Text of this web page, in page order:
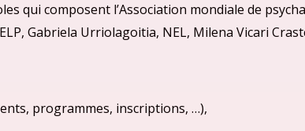
qui composent l’Association mondiale de
Gabriela Urriolagoitia, NEL, Milena Vicari
programmes, inscriptions, …),